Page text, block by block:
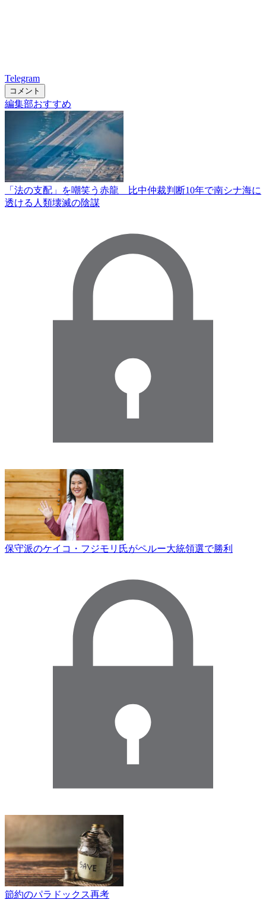
Telegram
コメント
編集部おすすめ
「法の支配」を嘲笑う赤龍 比中仲裁判断10年で南シナ海に
透ける人類壊滅の陰謀
保守派のケイコ・フジモリ氏がペルー大統領選で勝利
節約のパラドックス再考